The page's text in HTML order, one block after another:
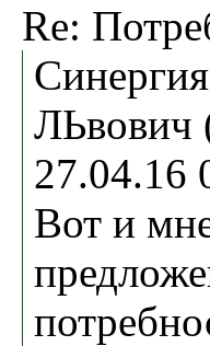
Re:
ЛЬвович
27.04.16
Вот и